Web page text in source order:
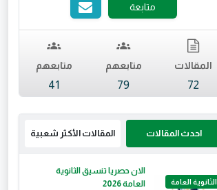
متابعة
المقالات
72
متابعهم
79
متابعهم
41
احدث المقالات المقالات الأكثر شعبية
الثانوية العامة
الان حصريا تنسيق الثانوية
العامة 2026